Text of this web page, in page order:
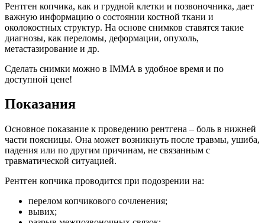
Рентген копчика, как и грудной клетки и позвоночника, дает
важную информацию о состоянии костной ткани и
околокостных структур. На основе снимков ставятся такие
диагнозы, как переломы, деформации, опухоль,
метастазирование и др.
Сделать снимки можно в IMMA в удобное время и по
доступной цене!
Показания
Основное показание к проведению рентгена – боль в нижней
части поясницы. Она может возникнуть после травмы, ушиба,
падения или по другим причинам, не связанным с
травматической ситуацией.
Рентген копчика проводится при подозрении на:
перелом копчикового сочленения;
вывих;